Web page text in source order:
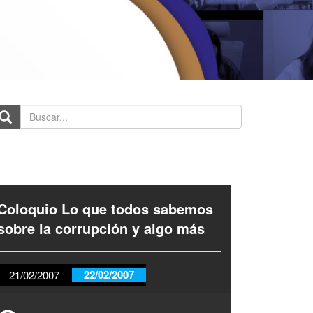
Lo que todos sabemos
la corrupción y algo más
21/02/2007 22/02/2007